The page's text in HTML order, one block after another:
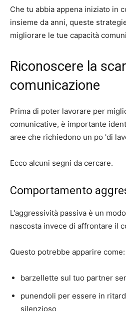
Che tu abbia appena iniziato in
insieme da anni, queste
migliorare le tue capacità
Riconoscere la
comunicazione
Prima di poter lavorare per
comunicative, è importante
aree che richiedono un po 'di
Ecco alcuni segni da cercare.
Comportamento
L'aggressività passiva è un
nascosta invece di affrontare il
Questo potrebbe apparire come:
barzellette sul tuo partner
punendoli per essere in
silenzioso